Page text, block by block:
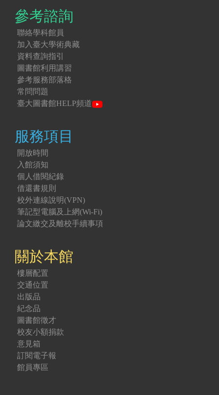
參考諮詢
聯絡學科館員
加入臺大學術典藏
資料查詢指引
圖書館利用講習
參考服務部落格
常問問題
臺大圖書館HELP頻道
服務項目
開放時間
入館須知
個人借閱紀錄
借還書規則
校外連線說明(VPN)
筆記型電腦及上網(Wi-Fi)
論文繳交及離校手續事項
關於本館
樓層配置
交通位置
出版品
紀念品
圖書館徵才
校友小額捐款
意見箱
訂閱電子報
館員專區